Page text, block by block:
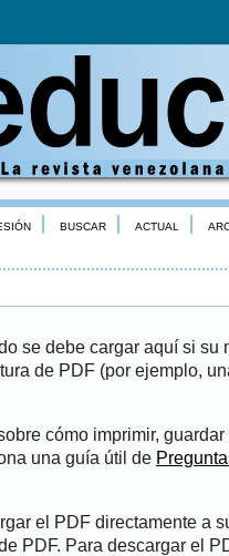
BUSCAR ACTUAL
se debe cargar aquí si su
de PDF (por ejemplo,
cómo imprimir,
una guía útil de
el PDF directamente a
PDF. Para descargar el